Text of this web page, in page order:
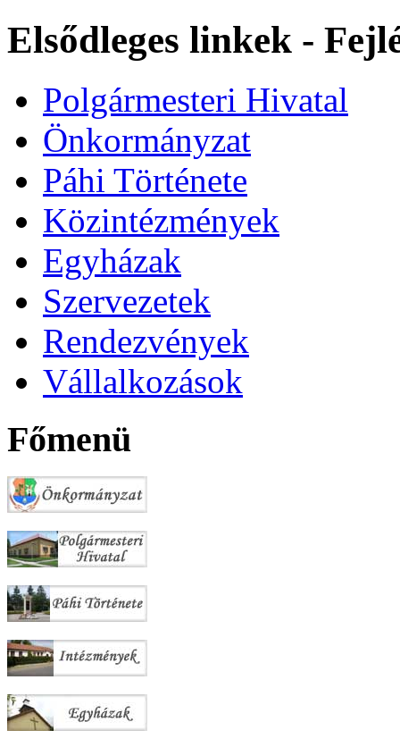
Elsődleges linkek -
Polgármesteri Hivatal
Önkormányzat
Páhi Története
Közintézmények
Egyházak
Szervezetek
Rendezvények
Vállalkozások
Főmenü